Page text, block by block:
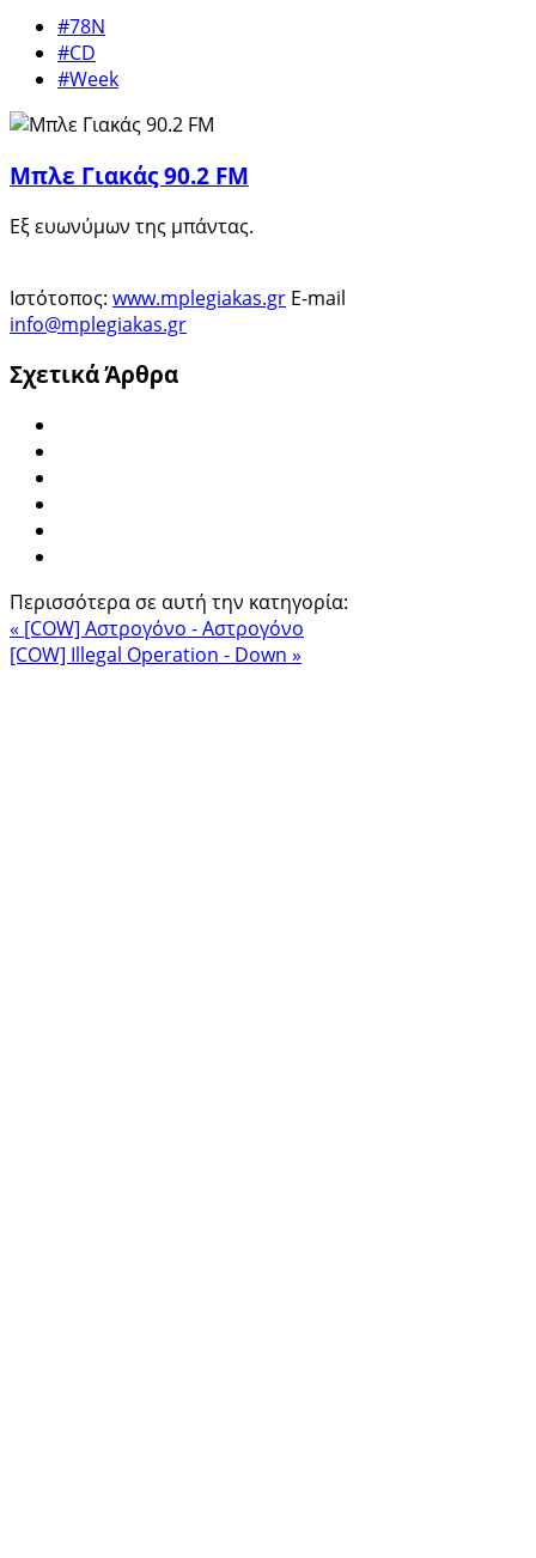
#78Ν
#CD
#Week
Μπλε Γιακάς 90.2 FM
Εξ ευωνύμων της μπάντας.
Ιστότοπος: www.mplegiakas.gr E-mail
info@mplegiakas.gr
Σχετικά Άρθρα
Περισσότερα σε αυτή την κατηγορία:
« [COW] Αστρογόνο - Αστρογόνο
[COW] Illegal Operation - Down »